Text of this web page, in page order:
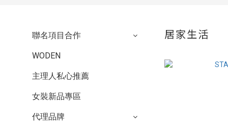
聯名項目合作
WODEN
主理人私心推薦
女裝新品專區
代理品牌
居家生活